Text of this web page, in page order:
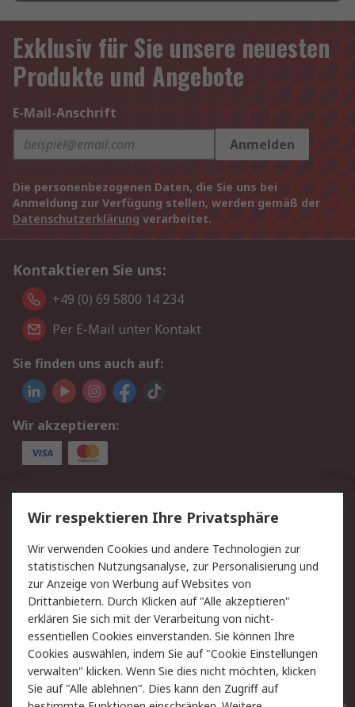
Exklusiv für Sie unsere neuesten
Produkte und Angebote
E-Mail-Anschrift
Anmelden
Die personenbezogenen Daten, die Sie uns bei
Anmeldung zur Verfügung stellen, werden gemäß der
Datenschutzerklärung verarbeitet.
Kontaktieren Sie uns:
+49 (0) 69 5800 14 234
Per E-Mail unter Kontakt
Sie finden uns auch auf:
Wir akzeptieren:
Service
Value Added Services
Lieferlösungen
Rücksendungen
Kontakt
Hilfe
Privatkunden
Rechtliches
AGB
Datenschutz
Cookie-Richtlinie
Zahlungsbedingungen
Copyright/Impressum
Entsorgung
Wir respektieren Ihre Privatsphäre
Wir verwenden Cookies und andere Technologien zur
statistischen Nutzungsanalyse, zur Personalisierung und
zur Anzeige von Werbung auf Websites von
Drittanbietern. Durch Klicken auf "Alle akzeptieren"
erklären Sie sich mit der Verarbeitung von nicht-
essentiellen Cookies einverstanden. Sie können Ihre
Cookies auswählen, indem Sie auf "Cookie Einstellungen
verwalten" klicken. Wenn Sie dies nicht möchten, klicken
Sie auf "Alle ablehnen". Dies kann den Zugriff auf